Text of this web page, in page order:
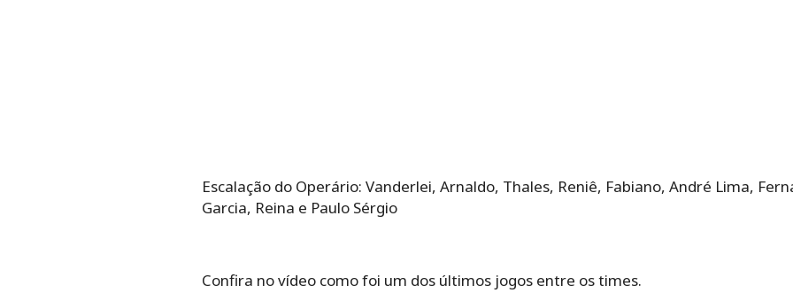
Escalação do Operário: Vanderlei, Arnaldo, Thales, Reniê, Fabiano, André Lima,
Garcia, Reina e Paulo Sérgio
Confira no vídeo como foi um dos últimos jogos entre os times.